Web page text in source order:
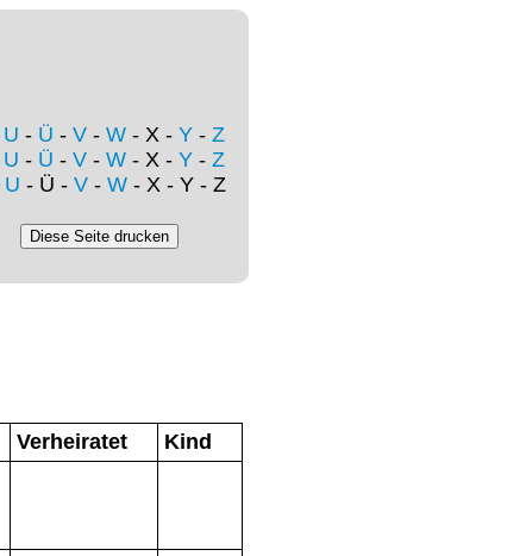
U - Ü - V - W - X - Y - Z
U - Ü - V - W - X - Y - Z
U - Ü - V- W- X - Y - Z
Verheiratet
Kind